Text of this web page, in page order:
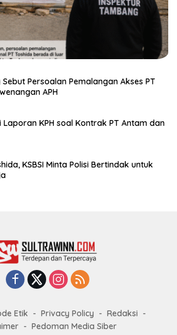
Persoalan Pemalangan Akses PT
APH
KPH soal Kontrak PT Antam dan
KSBSI Minta Polisi Bertindak untuk
Etik Privacy Policy
Redaksi
Pedoman Media Siber